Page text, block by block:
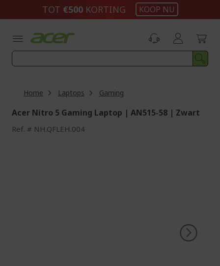
inhoud
TOT €500KORTING KOOP NU
Home Laptops Gaming
Acer Nitro 5 Gaming Laptop | AN515-58 | Zwart
Ref. NH.QFLEH.004